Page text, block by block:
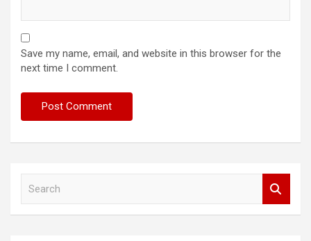
Save my name, email, and website in this browser for the
next time I comment.